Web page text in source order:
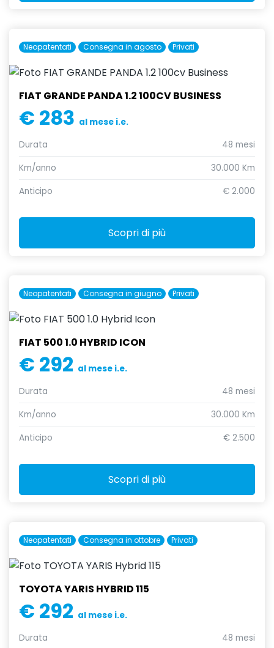
Neopatentati Consegna in agosto Privati
FIAT GRANDE PANDA 1.2 100CV BUSINESS
€ 283 al mese i.e.
Durata
48 mesi
Km/anno
30.000 Km
Anticipo
€ 2.000
Scopri di più
Neopatentati Consegna in giugno Privati
FIAT 500 1.0 HYBRID ICON
€ 292 al mese i.e.
Durata
48 mesi
Km/anno
30.000 Km
Anticipo
€ 2.500
Scopri di più
Neopatentati Consegna in ottobre Privati
TOYOTA YARIS HYBRID 115
€ 292 al mese i.e.
Durata
48 mesi